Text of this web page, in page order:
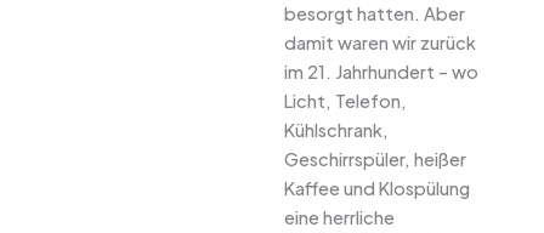
besorgt hatten. Aber
damit waren wir zurück
im 21. Jahrhundert – wo
Licht, Telefon,
Kühlschrank,
Geschirrspüler, heißer
Kaffee und Klospülung
eine herrliche